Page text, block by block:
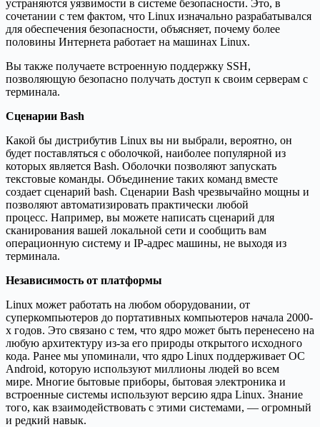
устраняются уязвимости в системе безопасности. Это, в
сочетании с тем фактом, что Linux изначально разрабатывался
для обеспечения безопасности, объясняет, почему более
половины Интернета работает на машинах Linux.
Вы также получаете встроенную поддержку SSH,
позволяющую безопасно получать доступ к своим серверам с
терминала.
Сценарии Bash
Какой бы дистрибутив Linux вы ни выбрали, вероятно, он
будет поставляться с оболочкой, наиболее популярной из
которых является Bash. Оболочки позволяют запускать
текстовые команды. Объединение таких команд вместе
создает сценарий bash. Сценарии Bash чрезвычайно мощны и
позволяют автоматизировать практически любой
процесс. Например, вы можете написать сценарий для
сканирования вашей локальной сети и сообщить вам
операционную систему и IP-адрес машины, не выходя из
терминала.
Независимость от платформы
Linux может работать на любом оборудовании, от
суперкомпьютеров до портативных компьютеров начала 2000-
х годов. Это связано с тем, что ядро ​​может быть перенесено на
любую архитектуру из-за его природы открытого исходного
кода. Ранее мы упоминали, что ядро ​​Linux поддерживает ОС
Android, которую используют миллионы людей во всем
мире. Многие бытовые приборы, бытовая электроника и
встроенные системы используют версию ядра Linux. Знание
того, как взаимодействовать с этими системами, — огромный
и редкий навык.